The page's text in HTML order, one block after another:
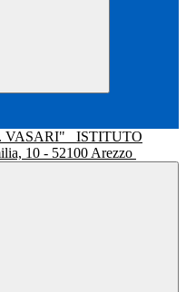
ISTITUTO
10 - 52100 Arezzo